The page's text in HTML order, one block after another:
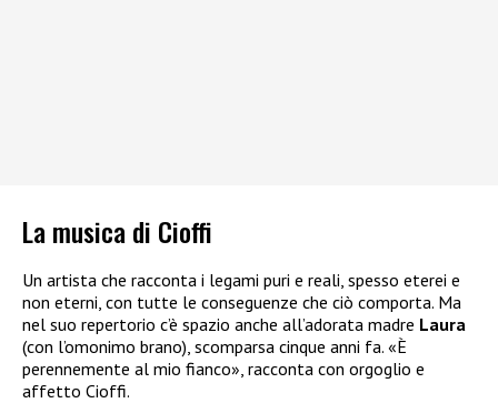
La musica di Cioffi
Un artista che racconta i legami puri e reali, spesso eterei e
non eterni, con tutte le conseguenze che ciò comporta. Ma
nel suo repertorio c’è spazio anche all’adorata madre Laura
(con l’omonimo brano), scomparsa cinque anni fa. «È
perennemente al mio fianco», racconta con orgoglio e
affetto Cioffi.